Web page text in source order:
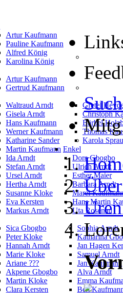
Artur Kaufmann
Pauline Kaufmann
Alfred König
Karolina König
Artur Kaufmann
Gertrud Kaufmann
Waltraud Arndt
Gisela Arndt
Hans Kaufmann
Werner Kaufmann
Katharine Sander
Martin Kaufmann
Gretel
Christoph
Bärbel
Thomas
Karola Sprau
Enkel
Ida Arndt
Stefan Arndt
Ursel Arndt
Hertha Arndt
Susanne Kloke
Eva Kersten
Markus Arndt
Dora Gbogbo
Ulrich Arndt
Esther Maier
Barbara Arndt
Marei
Hans Martin
Uta Rosenau
Sica Gbogbo
Peter Kloke
Hannah Arndt
Marie Kloke
Ariane ???
Akpene Gbogbo
Martin Kloke
Clara Kersten
Sophia Arndt
Katharina
Jan Hagen
Samuel Arndt
Jan Kaufmann
Alva Arndt
Emma
Ben